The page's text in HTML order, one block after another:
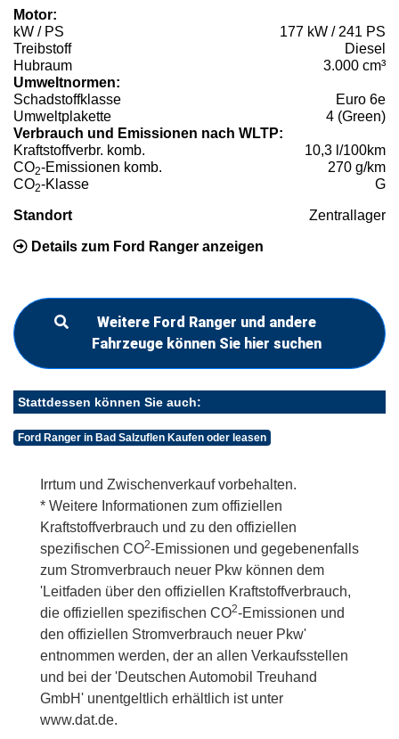
Motor:
kW / PS
177 kW / 241 PS
Treibstoff
Diesel
Hubraum
3.000 cm³
Umweltnormen:
Schadstoffklasse
Euro 6e
Umweltplakette
4 (Green)
Verbrauch und Emissionen nach WLTP:
Kraftstoffverbr. komb.
10,3 l/100km
CO2-Emissionen komb.
270 g/km
CO2-Klasse G
Standort Zentrallager
Details zum Ford Ranger anzeigen
Weitere Ford Ranger und andere
Fahrzeuge können Sie hier suchen
Stattdessen können Sie auch:
Ford Ranger in Bad Salzuflen Kaufen oder leasen
Irrtum und Zwischenverkauf vorbehalten.
* Weitere Informationen zum offiziellen
Kraftstoffverbrauch und zu den offiziellen
spezifischen CO2-Emissionen und gegebenenfalls
zum Stromverbrauch neuer Pkw können dem
'Leitfaden über den offiziellen Kraftstoffverbrauch,
die offiziellen spezifischen CO2-Emissionen und
den offiziellen Stromverbrauch neuer Pkw'
entnommen werden, der an allen Verkaufsstellen
und bei der 'Deutschen Automobil Treuhand
GmbH' unentgeltlich erhältlich ist unter
www.dat.de.